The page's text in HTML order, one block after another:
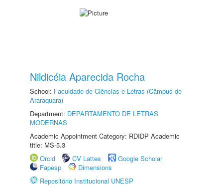
Nildicéia Aparecida Rocha
School: Faculdade de Ciências e Letras (Câmpus de
Araraquara)
Department: DEPARTAMENTO DE LETRAS
MODERNAS
Academic Appointment Category: RDIDP Academic
title: MS-5.3
Orcid
CV Lattes
Google Scholar
Fapesp
Dimensions
Repositório Institucional UNESP